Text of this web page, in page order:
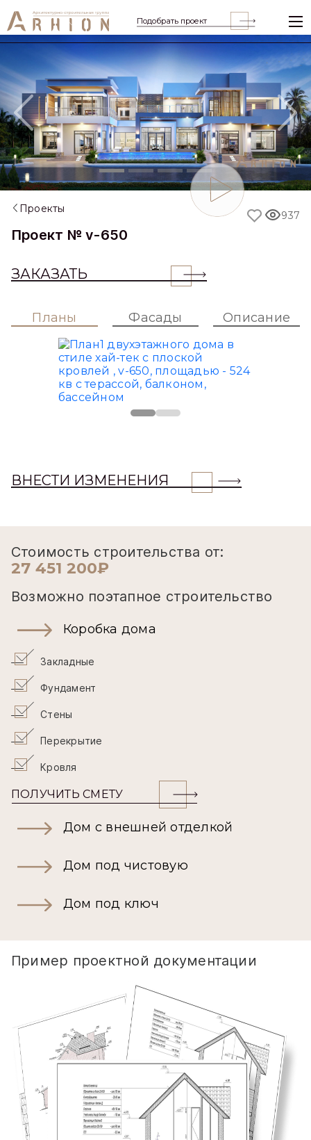
Подобрать проект
Previous
Проекты
Проект № v-650
ЗАКАЗАТЬ
937
Планы Фасады Описание
ВНЕСТИ ИЗМЕНЕНИЯ
Стоимость строительства от:
27 451 200₽
Возможно поэтапное строительство
Коробка дома
Закладные
Фундамент
Стены
Перекрытие
Кровля
ПОЛУЧИТЬ СМЕТУ
Дом с внешней отделкой
Дом под чистовую
Дом под ключ
Пример проектной документации